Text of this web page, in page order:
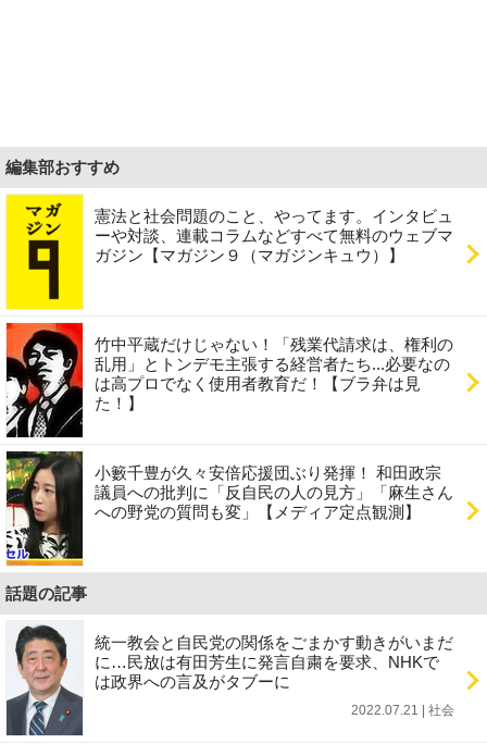
編集部おすすめ
憲法と社会問題のこと、やってます。インタビュ
ーや対談、連載コラムなどすべて無料のウェブマ
ガジン【マガジン９（マガジンキュウ）】
竹中平蔵だけじゃない！「残業代請求は、権利の
乱用」とトンデモ主張する経営者たち...必要なの
は高プロでなく使用者教育だ！【ブラ弁は見
た！】
小籔千豊が久々安倍応援団ぶり発揮！ 和田政宗
議員への批判に「反自民の人の見方」「麻生さん
への野党の質問も変」【メディア定点観測】
話題の記事
統一教会と自民党の関係をごまかす動きがいまだ
に…民放は有田芳生に発言自粛を要求、NHKで
は政界への言及がタブーに
2022.07.21 | 社会